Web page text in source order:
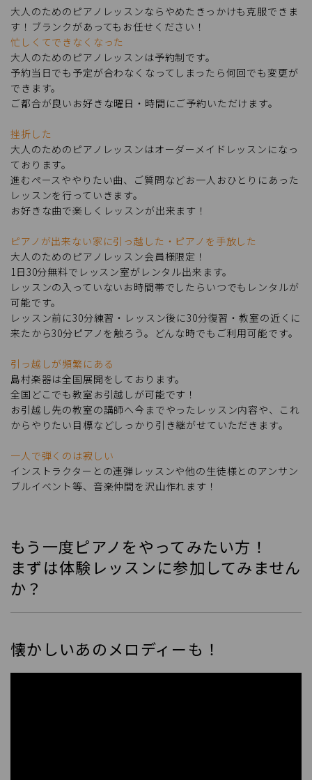
大人のためのピアノレッスンならやめたきっかけも克服できま
す！ブランクがあってもお任せください！
忙しくてできなくなった
大人のためのピアノレッスンは予約制です。
予約当日でも予定が合わなくなってしまったら何回でも変更が
できます。
ご都合が良いお好きな曜日・時間にご予約いただけます。
挫折した
大人のためのピアノレッスンはオーダーメイドレッスンになっ
ております。
進むペースややりたい曲、ご質問などお一人おひとりにあった
レッスンを行っていきます。
お好きな曲で楽しくレッスンが出来ます！
ピアノが出来ない家に引っ越した・ピアノを手放した
大人のためのピアノレッスン会員様限定！
1日30分無料でレッスン室がレンタル出来ます。
レッスンの入っていないお時間帯でしたらいつでもレンタルが
可能です。
レッスン前に30分練習・レッスン後に30分復習・教室の近くに
来たから30分ピアノを触ろう。どんな時でもご利用可能です。
引っ越しが頻繁にある
島村楽器は全国展開をしております。
全国どこでも教室お引越しが可能です！
お引越し先の教室の講師へ今までやったレッスン内容や、これ
からやりたい目標などしっかり引き継がせていただきます。
一人で弾くのは寂しい
インストラクターとの連弾レッスンや他の生徒様とのアンサン
ブルイベント等、音楽仲間を沢山作れます！
もう一度ピアノをやってみたい方！
まずは体験レッスンに参加してみません
か？
懐かしいあのメロディーも！